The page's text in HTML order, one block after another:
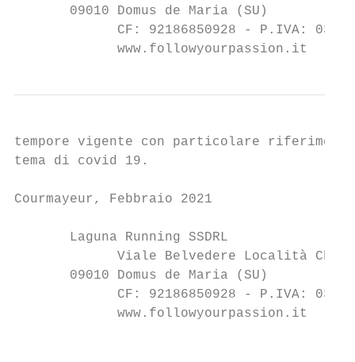
       09010 Domus de Maria (SU)
CF: 92186850928 - P.IVA:
www.followyourpassion.it
tempore vigente con particolare
tema di covid 19.
Courmayeur, Febbraio 2021
       Laguna Running SSDRL
             Viale Belvedere Località Chia
       09010 Domus de Maria (SU)
CF: 92186850928 - P.IVA:
www.followyourpassion.it